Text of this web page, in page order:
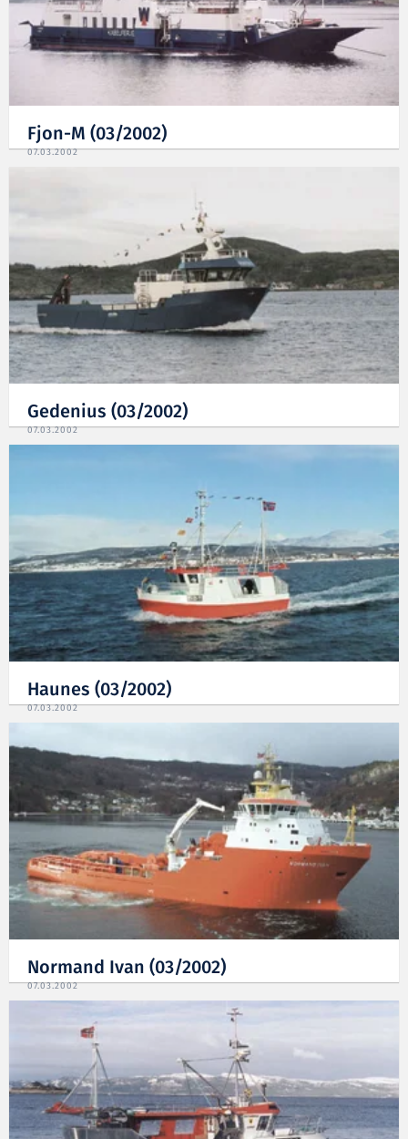
Fjon-M (03/2002)
07.03.2002
Gedenius (03/2002)
07.03.2002
Haunes (03/2002)
07.03.2002
Normand Ivan (03/2002)
07.03.2002